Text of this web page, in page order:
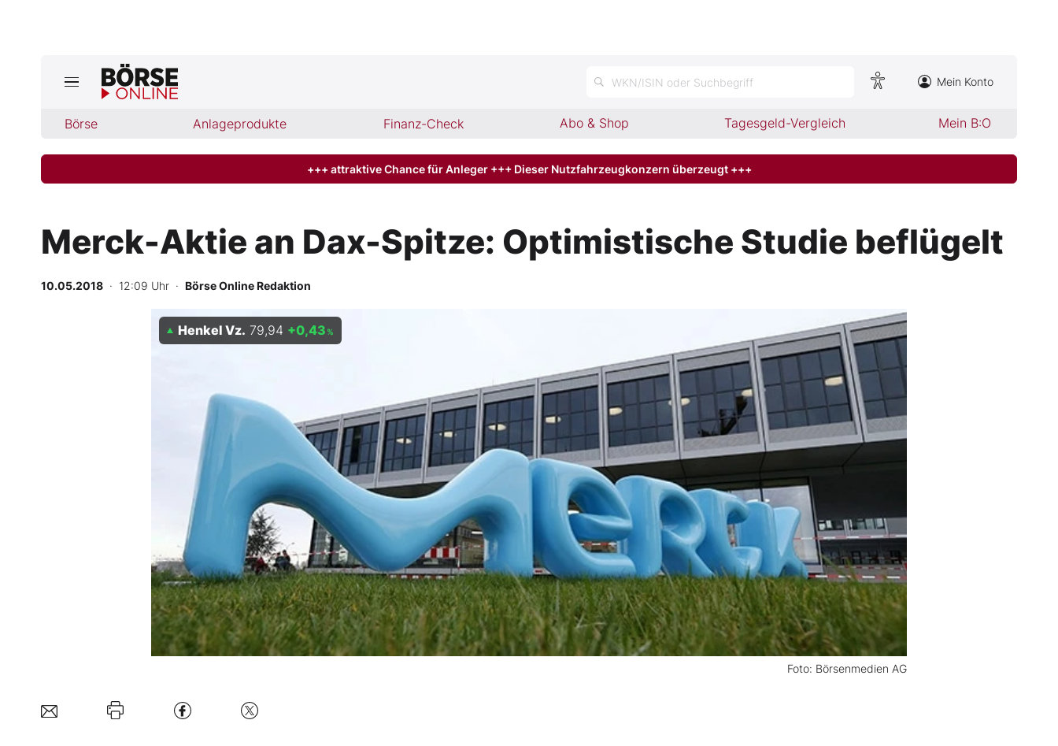
WKN/ISIN oder Suchbegriff Mein Konto
Börse Anlageprodukte Finanz-Check Abo & Shop Tagesgeld-Vergleich Mein B:O
Börse
Abo & Shop
BO-Musterdepots
Experten
Mein Konto
Folgen Sie uns
+++ attraktive Chance für Anleger +++ Dieser Nutzfahrzeugkonzern überzeugt +++
Merck-Aktie an Dax-Spitze: Optimistische Studie beflügelt
10.05.2018 · 12:09 Uhr · Börse Online Redaktion
Foto: Börsenmedien AG
Henkel Vz. 79,94 +0,43 %